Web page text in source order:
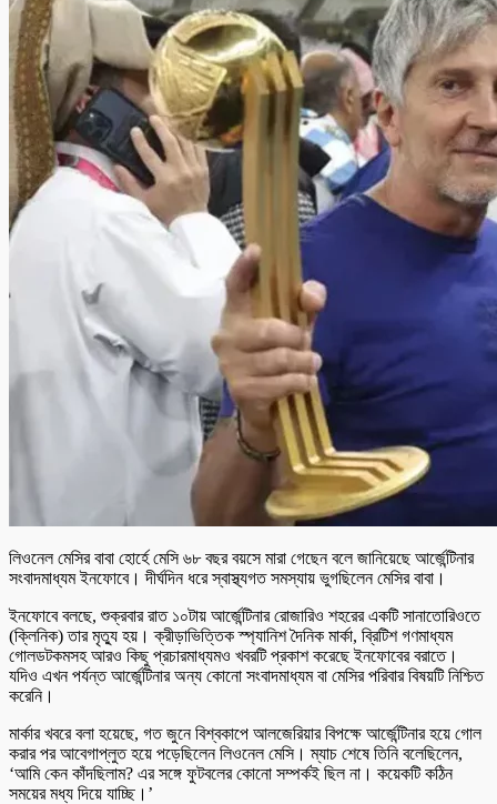
লিওনেল মেসির বাবা হোর্হে মেসি ৬৮ বছর বয়সে মারা গেছেন বলে জানিয়েছে আর্জেন্টিনার
সংবাদমাধ্যম ইনফোবে। দীর্ঘদিন ধরে স্বাস্থ্যগত সমস্যায় ভুগছিলেন মেসির বাবা।
ইনফোবে বলছে, শুক্রবার রাত ১০টায় আর্জেন্টিনার রোজারিও শহরের একটি সানাতোরিওতে
(ক্লিনিক) তার মৃত্যু হয়। ক্রীড়াভিত্তিক স্প্যানিশ দৈনিক মার্কা, ব্রিটিশ গণমাধ্যম
গোলডটকমসহ আরও কিছু প্রচারমাধ্যমও খবরটি প্রকাশ করেছে ইনফোবের বরাতে।
যদিও এখন পর্যন্ত আর্জেন্টিনার অন্য কোনো সংবাদমাধ্যম বা মেসির পরিবার বিষয়টি নিশ্চিত
করেনি।
মার্কার খবরে বলা হয়েছে, গত জুনে বিশ্বকাপে আলজেরিয়ার বিপক্ষে আর্জেন্টিনার হয়ে গোল
করার পর আবেগাপ্লুত হয়ে পড়েছিলেন লিওনেল মেসি। ম্যাচ শেষে তিনি বলেছিলেন,
‘আমি কেন কাঁদছিলাম? এর সঙ্গে ফুটবলের কোনো সম্পর্কই ছিল না। কয়েকটি কঠিন
সময়ের মধ্য দিয়ে যাচ্ছি।’